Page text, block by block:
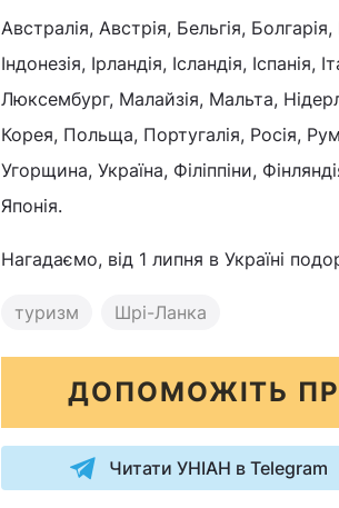
Австралія, Австрія, Бельгія,
Індонезія, Ірландія, Ісландія,
Люксембург, Малайзія, Мальта,
Корея, Польща, Португалія, Росія,
Угорщина, Україна, Філіппіни,
Японія.
Нагадаємо, від 1 липня в Україні
туризм Шрі-Ланка
ДОПОМОЖІТЬ
Читати УНІАН в Telegram